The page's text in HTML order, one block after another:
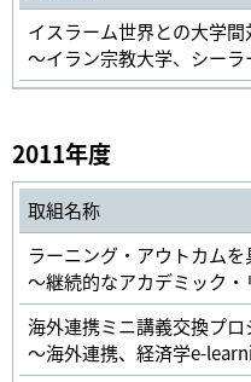
イスラーム世界との大学間
～イラン宗教大学、シー
2011年度
取組名称
ラーニング・アウトカム
～継続的なアカデミック
海外連携ミニ講義交換プロ
～海外連携、経済学e-